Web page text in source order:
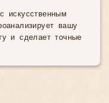
искусственным
вашу
и сделает точные